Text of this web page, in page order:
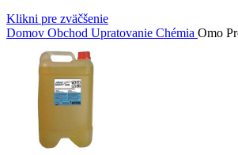
Klikni pre zväčšenie
Domov Obchod Upratovanie Chémia Omo